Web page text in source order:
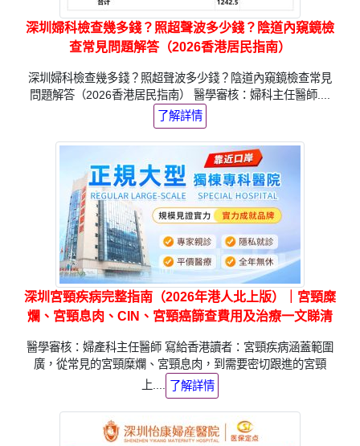
深圳婦科檢查幾多錢？照超聲波多少錢？陰道內窺鏡檢
查常見問題解答（2026香港居民指南）
深圳婦科檢查幾多錢？照超聲波多少錢？陰道內窺鏡檢查常見
問題解答（2026香港居民指南） 醫學審核：婦科主任醫師....
了解詳情
深圳宮頸疾病完整指南（2026年港人北上版）｜宮頸糜
爛、宮頸息肉、CIN、宮頸癌篩查費用及治療一文睇清
醫學審核：婦產科主任醫師 寫給香港讀者：宮頸疾病涵蓋範圍
廣，從常見的宮頸糜爛、宮頸息肉，到需要密切跟進的宮頸
上.... 了解詳情